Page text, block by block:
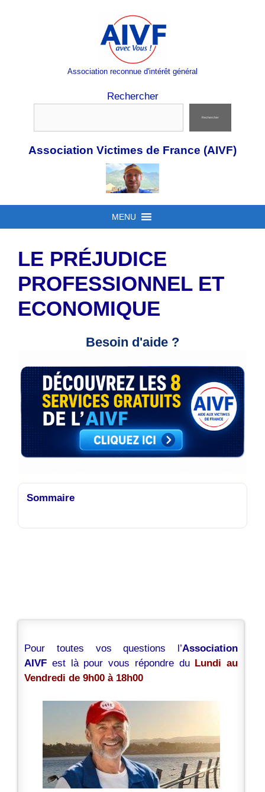
Association reconnue d'intérêt général
Rechercher
Rechercher
Association Victimes de France (AIVF)
MENU
LE PRÉJUDICE
PROFESSIONNEL ET
ECONOMIQUE
Besoin d'aide ?
Sommaire
Pour toutes vos questions l’Association
AIVF est là pour vous répondre du Lundi au
Vendredi de 9h00 à 18h00